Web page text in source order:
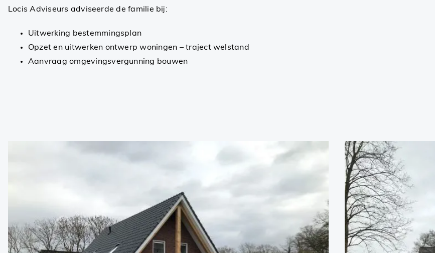
Locis Adviseurs adviseerde de familie bij:
Uitwerking bestemmingsplan
Opzet en uitwerken ontwerp woningen – traject welstand
Aanvraag omgevingsvergunning bouwen